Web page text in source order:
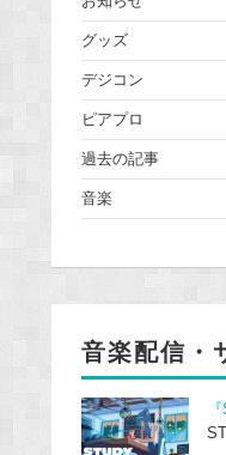
グッズ
デジコン
ピアプロ
過去の記事
音楽
音楽配信・